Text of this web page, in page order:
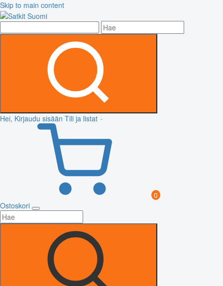
Skip to main content
Hei, Kirjaudu sisään Tili ja listat
0
Ostoskori